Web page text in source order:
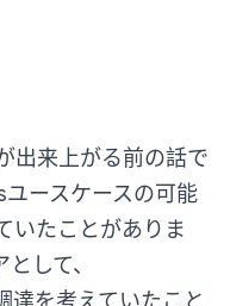
出来上がる前の話で
ースケースの可能
いたことがありま
して、